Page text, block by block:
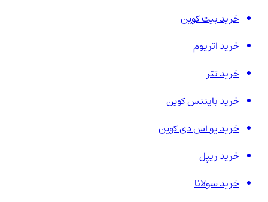
خرید بیت کوین
خرید اتریوم
خرید تتر
خرید بایننس کوین
خرید یو اس دی کوین
خرید ریپل
خرید سولانا